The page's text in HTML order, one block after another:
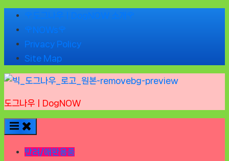
Skip
content
🌹도그나우ㅣDogNOW 소개🌹
🌹NOWs🌹
Privacy Policy
Site Map
도그나우ㅣDogNOW
반려/애완용품